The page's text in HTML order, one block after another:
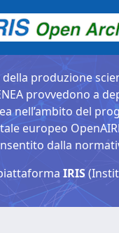
della produzione
provvedono a
nell’ambito del
europeo
dalla
IRIS